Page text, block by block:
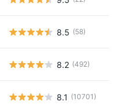
8.5 (58)
8.2 (492)
8.1 (10701)